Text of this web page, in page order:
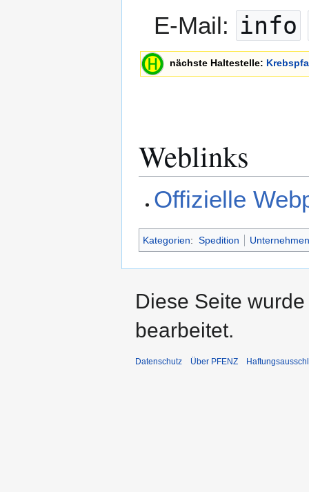
E-Mail: info
nächste Haltestelle:
Weblinks
Offizielle
Kategorien: Spedition
Diese Seite
bearbeitet.
Datenschutz Über PFENZ